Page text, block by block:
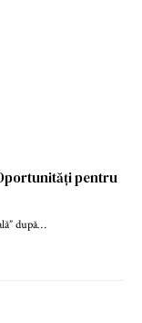
pentru
după…